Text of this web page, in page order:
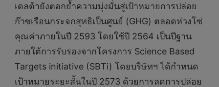
เดลต้ายังตอกย้ำความมุ่งมั่นสู่เป้าหมายการปล่อย
ก๊าซเรือนกระจกสุทธิเป็นศูนย์ (GHG) ตลอดห่วงโซ่
คุณค่าภายในปี 2593 โดยใช้ปี 2564 เป็นปีฐาน
ภายใต้การรับรองจากโครงการ Science Based
Targets initiative (SBTi) โดยบริษัทฯ ได้กำหนด
เป้าหมายระยะสั้นในปี 2573 ด้วยการลดการปล่อย